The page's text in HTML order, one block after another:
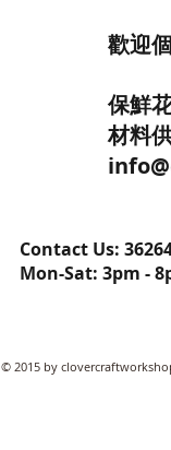
歡迎
保鮮
材料
Contact Us:
Mon-Sat: 3pm -
© 2015 by